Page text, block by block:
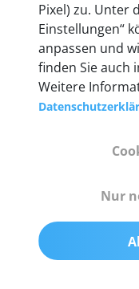
55 mm x 25 mm
200 g
Pixel) zu. Unter
Einstellungen“
anpassen und
finden Sie auch
Weitere
Nur